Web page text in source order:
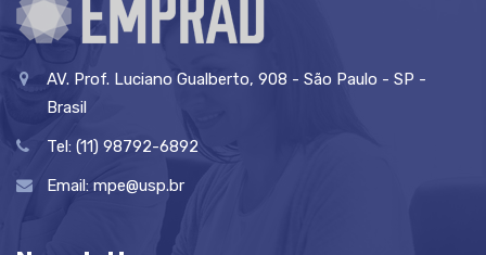
AV. Prof. Luciano Gualberto, 908 - São Paulo - SP -
Brasil
Tel: (11) 98792-6892
Email: mpe@usp.br